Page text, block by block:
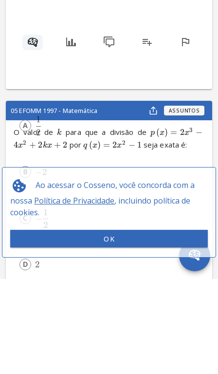
Ao acessar o Cosseno, você concorda com a
nossa Política de Privacidade, incluindo política de
cookies.
OK
05 EFOMM 1997 - Matemática ASSUNTOS
O valor de k para que a divisão de p (x) = 2x3 −
4x2 + 2kx + 2 por q (x) = 2x2 − 1 seja exata é:
2
1
−2
−
2
1
2